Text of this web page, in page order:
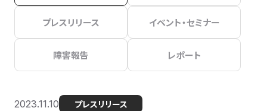
プレスリリース イベント・セミナー
障害報告 レポート
2023.11.10 プレスリリース